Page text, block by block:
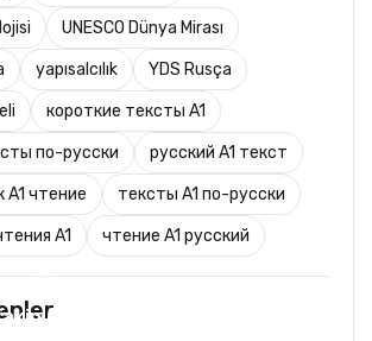
UNESCO Dünya Mirası
yapısalcılık YDS Rusça
короткие тексты A1
по-русски русский A1 текст
A1 чтение тексты A1 по-русски
A1 чтение A1 русский
(Turizm ve Mesleki Dersler